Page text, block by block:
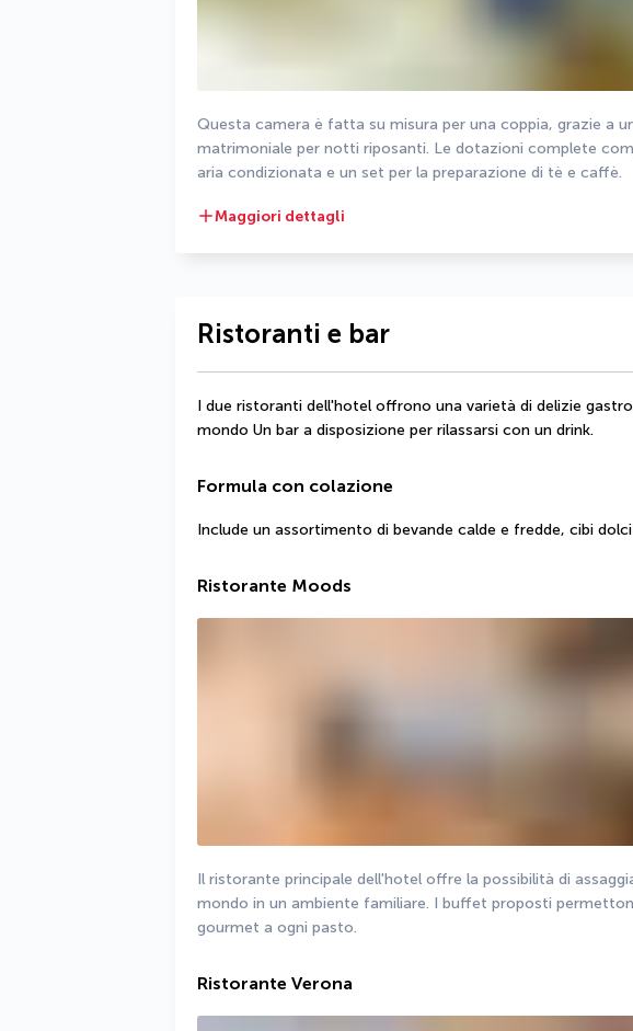
Questa camera è fatta su misura per una coppia, grazie a
matrimoniale per notti riposanti. Le dotazioni complete
aria condizionata e un set per la preparazione di tè e caffè.
Maggiori dettagli
Ristoranti e bar
I due ristoranti dell'hotel offrono una varietà di delizie
mondo Un bar a disposizione per rilassarsi con un drink.
Formula con colazione
Include un assortimento di bevande calde e fredde, cibi
Ristorante Moods
Il ristorante principale dell'hotel offre la possibilità di
mondo in un ambiente familiare. I buffet proposti
gourmet a ogni pasto.
Ristorante Verona